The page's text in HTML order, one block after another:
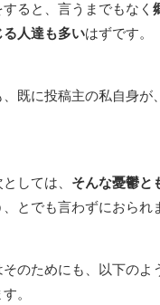
ると、言うまでもなく
人達も多いはずです。
既に投稿主の私自身が
しては、 そんな憂鬱と
、とでも言わずにおられ
のためにも、以下のよ
。